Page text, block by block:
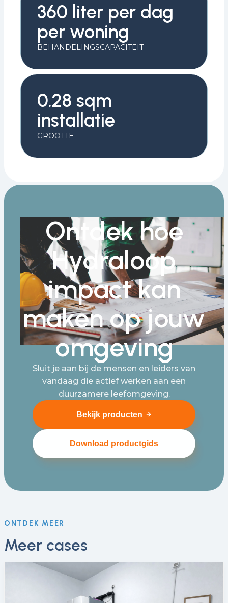
360 liter per dag
per woning
BEHANDELINGSCAPACITEIT
0.28 sqm
installatie
GROOTTE
Ontdek hoe
Hydraloop
impact kan
maken op jouw
omgeving
Sluit je aan bij de mensen en leiders van
vandaag die actief werken aan een
duurzamere leefomgeving.
Bekijk producten
Download productgids
ONTDEK MEER
Meer cases